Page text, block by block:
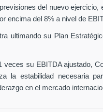
del nuevo ejercicio,
encima del 8% a nivel de
ultimando su Plan
veces su EBITDA ajustado,
la estabilidad necesaria
en el mercado